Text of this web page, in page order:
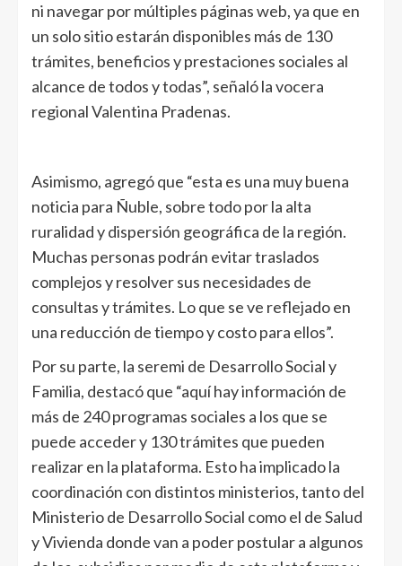
ni navegar por múltiples páginas web, ya que en
un solo sitio estarán disponibles más de 130
trámites, beneficios y prestaciones sociales al
alcance de todos y todas”, señaló la vocera
regional Valentina Pradenas.
Asimismo, agregó que “esta es una muy buena
noticia para Ñuble, sobre todo por la alta
ruralidad y dispersión geográfica de la región.
Muchas personas podrán evitar traslados
complejos y resolver sus necesidades de
consultas y trámites. Lo que se ve reflejado en
una reducción de tiempo y costo para ellos”.
Por su parte, la seremi de Desarrollo Social y
Familia, destacó que “aquí hay información de
más de 240 programas sociales a los que se
puede acceder y 130 trámites que pueden
realizar en la plataforma. Esto ha implicado la
coordinación con distintos ministerios, tanto del
Ministerio de Desarrollo Social como el de Salud
y Vivienda donde van a poder postular a algunos